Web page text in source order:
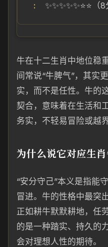
✨✨✨✨✨⭐⭐
牛在十二生肖中地位稳
间常说“牛脾气”，其实
实，而不是任性。牛的
契合，意味着在生活和
务实，不轻易冒险或越界
为什么说它对应生
“安分守己”本义是指能
冒进。牛的性格中最突
正如耕牛默默耕地，任
的是一种踏实、持久的
会对理想人性的期待。